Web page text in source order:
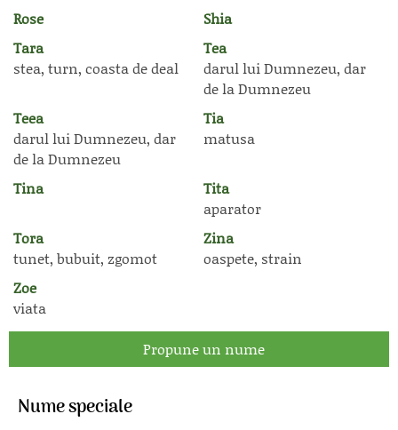
Rose
Shia
Tara
stea, turn, coasta de deal
Tea
darul lui Dumnezeu, dar
de la Dumnezeu
Teea
darul lui Dumnezeu, dar
de la Dumnezeu
Tia
matusa
Tina
Tita
aparator
Tora
tunet, bubuit, zgomot
Zina
oaspete, strain
Zoe
viata
Propune un nume
Nume speciale